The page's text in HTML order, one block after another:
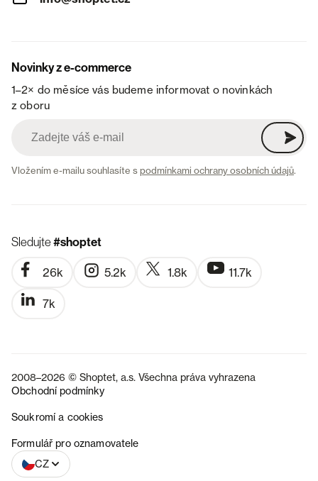
Novinky z e-commerce
1–2× do měsíce vás budeme informovat o novinkách
z oboru
Vložením e-mailu souhlasíte spodmínkami ochrany osobních údajů.
Sledujte#shoptet
26k 5.2k 1.8k 11.7k
7k
2008–2026 © Shoptet, a.s. Všechna práva vyhrazena
Obchodní podmínky
Soukromí a cookies
Formulář pro oznamovatele
CZ